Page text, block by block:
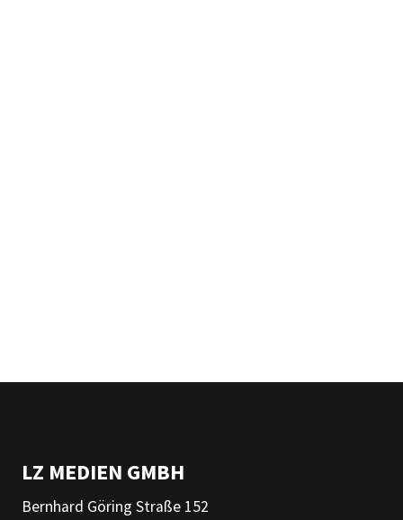
LZ MEDIEN GMBH
Bernhard Göring Straße 152